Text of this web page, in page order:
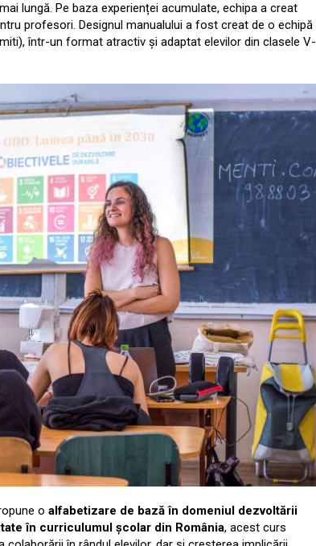
lungă. Pe baza experienței acumulate, echipa a creat
profesori. Designul manualului a fost creat de o echipă
într-un format atractiv și adaptat elevilor din clasele V-
o alfabetizare de bază în domeniul dezvoltării
în curriculumul școlar din România, acest curs